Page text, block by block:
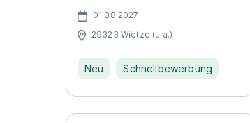
01.08.2027
29323 Wietze (u.a.)
Neu Schnellbewerbung